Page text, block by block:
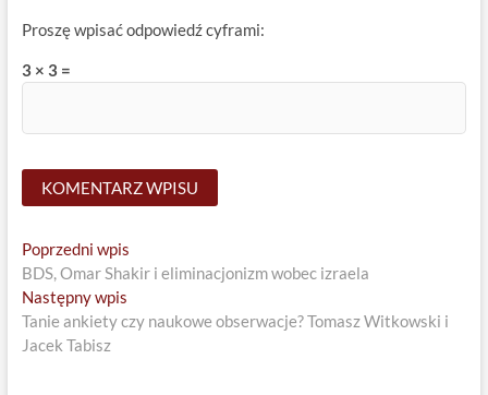
Proszę wpisać odpowiedź cyframi:
3 × 3 =
Nawigacja
wpisu
Poprzedni wpisPrevious
post:
BDS, Omar Shakir i eliminacjonizm wobec izraela
Następny wpisNext
post:
Tanie ankiety czy naukowe obserwacje? Tomasz Witkowski i
Jacek Tabisz